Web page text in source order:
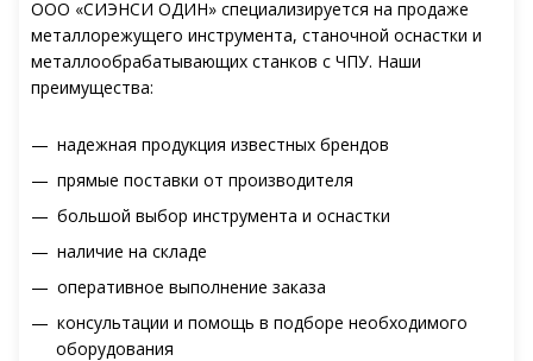
ООО «СИЭНСИ ОДИН» специализируется на продаже
металлорежущего инструмента, станочной оснастки и
металлообрабатывающих станков с ЧПУ. Наши
преимущества:
надежная продукция известных брендов
прямые поставки от производителя
большой выбор инструмента и оснастки
наличие на складе
оперативное выполнение заказа
консультации и помощь в подборе необходимого
оборудования